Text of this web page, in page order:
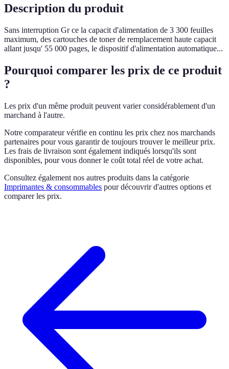
Description du produit
Sans interruption Gr ce la capacit d'alimentation de 3 300 feuilles
maximum, des cartouches de toner de remplacement haute capacit
allant jusqu' 55 000 pages, le dispositif d'alimentation automatique...
Pourquoi comparer les prix de ce produit
?
Les prix d'un même produit peuvent varier considérablement d'un
marchand à l'autre.
Notre comparateur vérifie en continu les prix chez nos marchands
partenaires pour vous garantir de toujours trouver le meilleur prix.
Les frais de livraison sont également indiqués lorsqu'ils sont
disponibles, pour vous donner le coût total réel de votre achat.
Consultez également nos autres produits dans la catégorie
Imprimantes & consommables pour découvrir d'autres options et
comparer les prix.